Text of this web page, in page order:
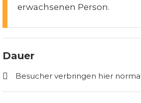
erwachsenen Person.
Dauer
Besucher verbringen hier